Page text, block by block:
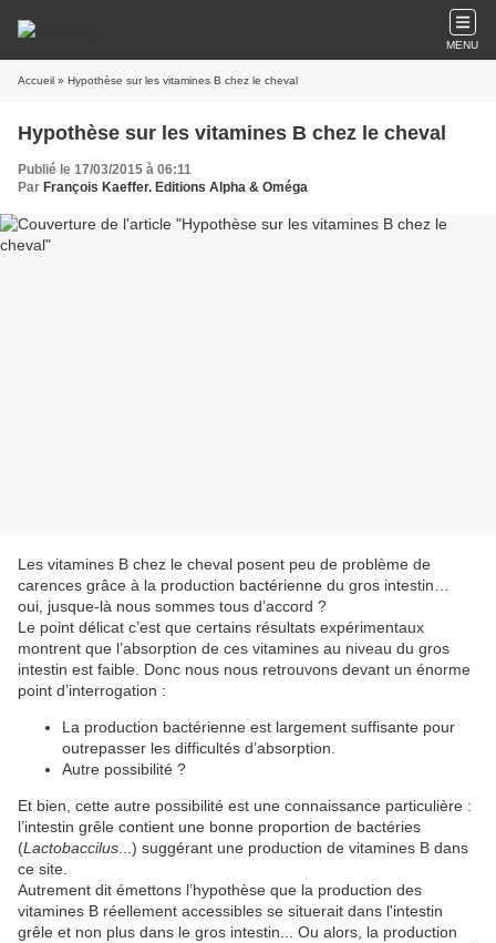
MENU
Accueil » Hypothèse sur les vitamines B chez le cheval
Hypothèse sur les vitamines B chez le cheval
Publié le 17/03/2015 à 06:11
Par François Kaeffer. Editions Alpha & Oméga
Les vitamines B chez le cheval posent peu de problème de
carences grâce à la production bactérienne du gros intestin…
oui, jusque-là nous sommes tous d’accord ?
Le point délicat c’est que certains résultats expérimentaux
montrent que l’absorption de ces vitamines au niveau du gros
intestin est faible. Donc nous nous retrouvons devant un énorme
point d’interrogation :
La production bactérienne est largement suffisante pour
outrepasser les difficultés d’absorption.
Autre possibilité ?
Et bien, cette autre possibilité est une connaissance particulière :
l’intestin grêle contient une bonne proportion de bactéries
(Lactobaccilus ...) suggérant une production de vitamines B dans
ce site.
Autrement dit émettons l’hypothèse que la production des
vitamines B réellement accessibles se situerait dans l'intestin
grêle et non plus dans le gros intestin... Ou alors, la production